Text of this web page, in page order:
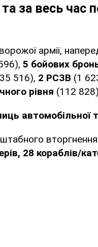
за весь час
армії,
5 бойових
516), 2 РСЗВ (1
рівня (112
автомобільної
28 кораблів/